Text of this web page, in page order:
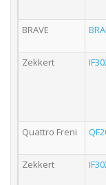
BRAVE
Zekkert
Quattro Freni
Zekkert